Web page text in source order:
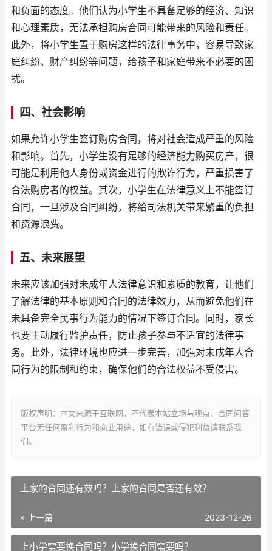
和负面的态度。他们认为小学生不具备足够的经济、知识
和心理素质，无法承担购房合同可能带来的风险和责任。
此外，将小学生置于购房这样的法律事务中，容易导致家
庭纠纷、财产纠纷等问题，给孩子和家庭带来不必要的困
扰。
四、社会影响
如果允许小学生签订购房合同，将对社会造成严重的风险
和影响。首先，小学生没有足够的经济能力购买房产，很
可能是利用他人身份或资金进行的欺诈行为，严重损害了
合法购房者的权益。其次，小学生在法律意义上不能签订
合同，一旦涉及合同纠纷，将给司法机关带来繁重的负担
和资源浪费。
五、未来展望
未来应该加强对未成年人法律意识和素质的教育，让他们
了解法律的基本原则和合同的法律效力，从而避免他们在
未具备完全民事行为能力的情况下签订合同。同时，家长
也要主动履行监护责任，防止孩子参与不适宜的法律事
务。此外，法律环境也应进一步完善，加强对未成年人合
同行为的限制和约束，确保他们的合法权益不受侵害。
版权声明：本文来源于互联网，不代表本站立场与观点，合同问答
平台无任何盈利行为和商业用途，如有错误或侵犯利益请联系我
们。
上家的合同还有效吗？上家的合同是否还有效？
« 上一篇 2023-12-26
上小学需要换合同吗？小学换合同需要吗？